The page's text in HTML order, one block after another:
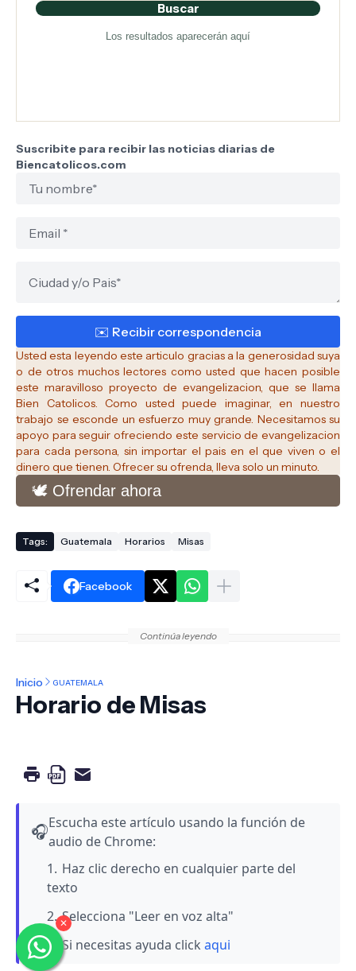
✕
Buscar
Los resultados aparecerán aquí
Suscribite para recibir las noticias diarias de
Biencatolicos.com
Usted esta leyendo este articulo gracias a la generosidad suya
o de otros muchos lectores como usted que hacen posible
este maravilloso proyecto de evangelizacion, que se llama
Bien Catolicos.Como usted puede imaginar, en nuestro
trabajo se esconde un esfuerzo muy grande. Necesitamos su
apoyo para seguir ofreciendo este servicio de evangelizacion
para cada persona, sin importar el pais en el que viven o el
dinero que tienen. Ofrecer su ofrenda, lleva solo un minuto.
🕊️ Ofrendar ahora
Tags: Guatemala Horarios Misas
Facebook
Continúa leyendo
Inicio GUATEMALA
Horario de Misas
🎧Escucha este artículo usando la función de
audio de Chrome:
Haz clic derecho en cualquier parte del
texto
Selecciona "Leer en voz alta"
Si necesitas ayuda click aqui